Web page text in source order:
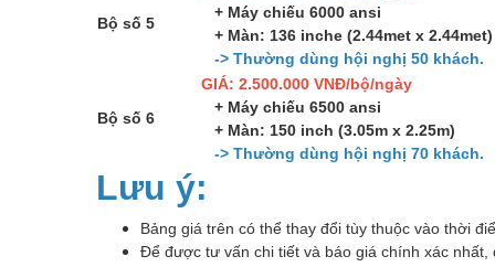
Bộ số 5
+ Máy chiếu 6000 ansi
+ Màn: 136 inche (2.44met x 2.44met)
-> Thường dùng hội nghị 50 khách.
Bộ số 6
GIÁ: 2.500.000 VNĐ/bộ/ngày
+ Máy chiếu 6500 ansi
+ Màn: 150 inch (3.05m x 2.25m)
-> Thường dùng hội nghị 70 khách.
Lưu ý:
Bảng giá trên có thể thay đổi tùy thuộc vào thời
Để được tư vấn chi tiết và báo giá chính xác